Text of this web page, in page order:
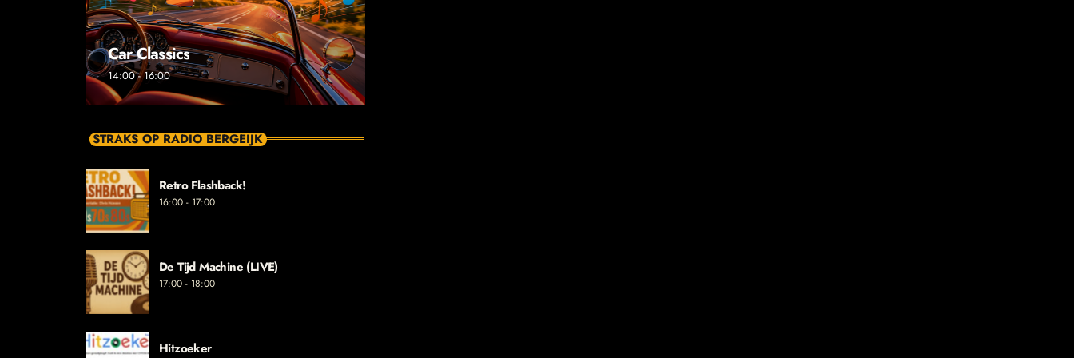
Car Classics
14:00 - 16:00
STRAKS OP RADIO BERGEIJK
Retro Flashback!
16:00 - 17:00
De Tijd Machine (LIVE)
17:00 - 18:00
Hitzoeker